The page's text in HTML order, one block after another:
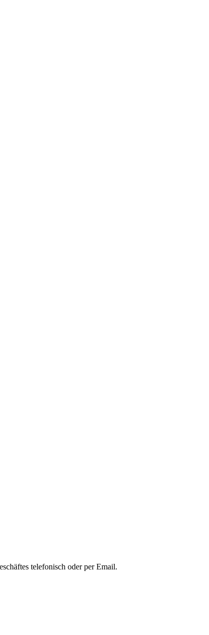
telefonisch oder per Email.